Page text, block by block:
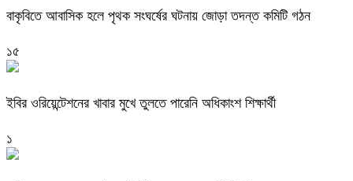
বাকৃবিতে আবাসিক হলে পৃথক সংঘর্ষের ঘটনায় জোড়া তদন্ত কমিটি গঠন
১৫
ইবির ওরিয়েন্টেশনের খাবার মুখে তুলতে পারেনি অধিকাংশ শিক্ষার্থী
১